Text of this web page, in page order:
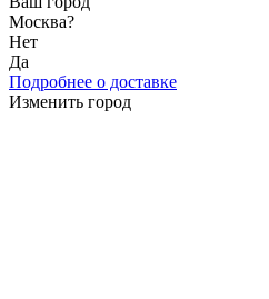
Москва?
Нет
Да
Подробнее о доставке
Изменить город